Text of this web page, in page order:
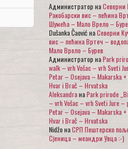
Администратор наСеверни
Ракобарски вис – пећина
Шумећа – Мало Врело –
Dušanka ČaovićнаСеверни
вис – пећина Вртеч –
Мало Врело – Бурев
Администратор наPark
walk – vrh Vošac – vrh Sveti
Petar – Osejava – Makarska
Hvar i Brač – Hrvatska
AleksandraнаPark prirode
– vrh Vošac – vrh Sveti Jure –
Petar – Osejava – Makarska
Hvar i Brač – Hrvatska
NidžoнаСРП Пештерско
Сјеница – меандри Увца :-)